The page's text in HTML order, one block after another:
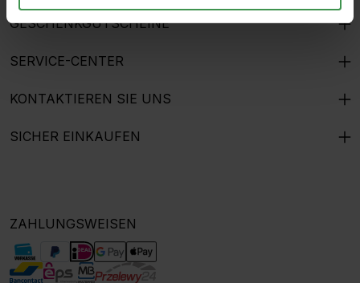
GESCHENKGUTSCHEINE
SERVICE-CENTER
KONTAKTIEREN SIE UNS
SICHER EINKAUFEN
ZAHLUNGSWEISEN